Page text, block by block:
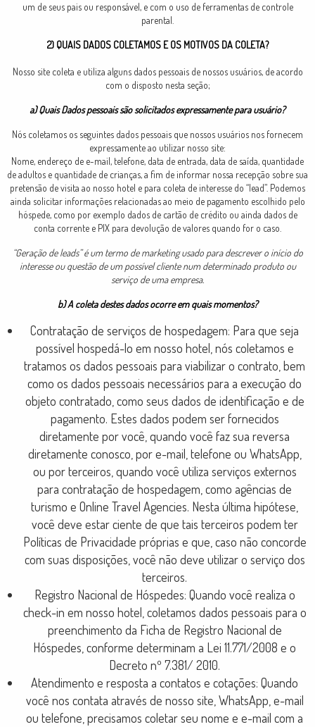
um de seus pais ou responsável, e com o uso de ferramentas de controle
parental.
2) QUAIS DADOS COLETAMOS E OS MOTIVOS DA COLETA?
Nosso site coleta e utiliza alguns dados pessoais de nossos usuários, de acordo
com o disposto nesta seção;
a) Quais Dados pessoais são solicitados expressamente para usuário?
Nós coletamos os seguintes dados pessoais que nossos usuários nos fornecem
expressamente ao utilizar nosso site:
Nome, endereço de e-mail, telefone, data de entrada, data de saída, quantidade
de adultos e quantidade de crianças, a fim de informar nossa recepção sobre sua
pretensão de visita ao nosso hotel e para coleta de interesse do “lead”. Podemos
ainda solicitar informações relacionadas ao meio de pagamento escolhido pelo
hóspede, como por exemplo dados de cartão de crédito ou ainda dados de
conta corrente e PIX para devolução de valores quando for o caso.
“Geração de leads” é um termo de marketing usado para descrever o início do
interesse ou questão de um possível cliente num determinado produto ou
serviço de uma empresa.
b) A coleta destes dados ocorre em quais momentos?
Contratação de serviços de hospedagem: Para que seja
possível hospedá-lo em nosso hotel, nós coletamos e
tratamos os dados pessoais para viabilizar o contrato, bem
como os dados pessoais necessários para a execução do
objeto contratado, como seus dados de identificação e de
pagamento. Estes dados podem ser fornecidos
diretamente por você, quando você faz sua reversa
diretamente conosco, por e-mail, telefone ou WhatsApp,
ou por terceiros, quando você utiliza serviços externos
para contratação de hospedagem, como agências de
turismo e Online Travel Agencies. Nesta última hipótese,
você deve estar ciente de que tais terceiros podem ter
Políticas de Privacidade próprias e que, caso não concorde
com suas disposições, você não deve utilizar o serviço dos
terceiros.
Registro Nacional de Hóspedes: Quando você realiza o
check-in em nosso hotel, coletamos dados pessoais para o
preenchimento da Ficha de Registro Nacional de
Hóspedes, conforme determinam a Lei 11.771/2008 e o
Decreto nº 7.381/ 2010.
Atendimento e resposta a contatos e cotações: Quando
você nos contata através de nosso site, WhatsApp, e-mail
ou telefone, precisamos coletar seu nome e e-mail com a